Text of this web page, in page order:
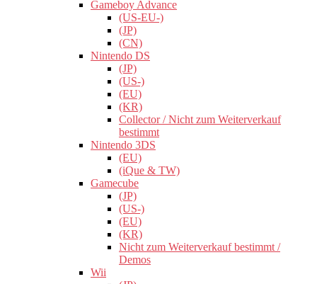
Gameboy Advance
(US-EU-)
(JP)
(CN)
Nintendo DS
(JP)
(US-)
(EU)
(KR)
Collector / Nicht zum Weiterverkauf
bestimmt
Nintendo 3DS
(EU)
(iQue & TW)
Gamecube
(JP)
(US-)
(EU)
(KR)
Nicht zum Weiterverkauf bestimmt /
Demos
Wii